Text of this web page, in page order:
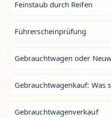
Feinstaub durch Reifen
Führerscheinprüfung
Gebrauchtwagen oder
Gebrauchtwagenkauf: Was
Gebrauchtwagenverkauf